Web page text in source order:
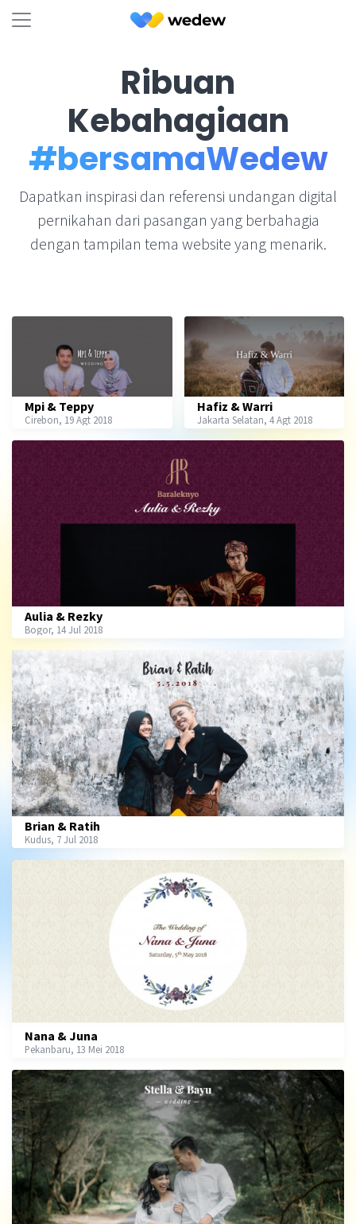
Ribuan
Kebahagiaan
#bersamaWedew
Dapatkan inspirasi dan referensi undangan digital
pernikahan dari pasangan yang berbahagia
dengan tampilan tema website yang menarik.
Mpi & Teppy
Cirebon, 19 Agt 2018
Hafiz & Warri
Jakarta Selatan, 4 Agt 2018
Aulia & Rezky
Bogor, 14 Jul 2018
Brian & Ratih
Kudus, 7 Jul 2018
Nana & Juna
Pekanbaru, 13 Mei 2018